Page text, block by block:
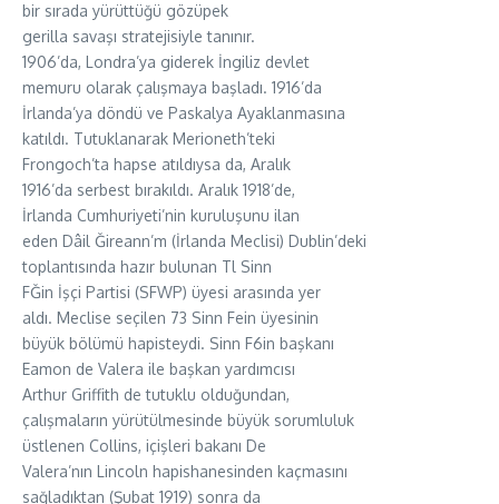
bir sırada yürüttüğü gözüpek
gerilla savaşı stratejisiyle tanınır.
1906’da, Londra’ya giderek İngiliz devlet
memuru olarak çalışmaya başladı. 1916’da
İrlanda’ya döndü ve Paskalya Ayaklanmasına
katıldı. Tutuklanarak Merioneth’teki
Frongoch’ta hapse atıldıysa da, Aralık
1916’da serbest bırakıldı. Aralık 1918’de,
İrlanda Cumhuriyeti’nin kuruluşunu ilan
eden Dâil Ğireann’m (İrlanda Meclisi) Dublin’deki
toplantısında hazır bulunan Tl Sinn
FĞin İşçi Partisi (SFWP) üyesi arasında yer
aldı. Meclise seçilen 73 Sinn Fein üyesinin
büyük bölümü hapisteydi. Sinn F6in başkanı
Eamon de Valera ile başkan yardımcısı
Arthur Griffith de tutuklu olduğundan,
çalışmaların yürütülmesinde büyük sorumluluk
üstlenen Collins, içişleri bakanı De
Valera’nın Lincoln hapishanesinden kaçmasını
sağladıktan (Şubat 1919) sonra da